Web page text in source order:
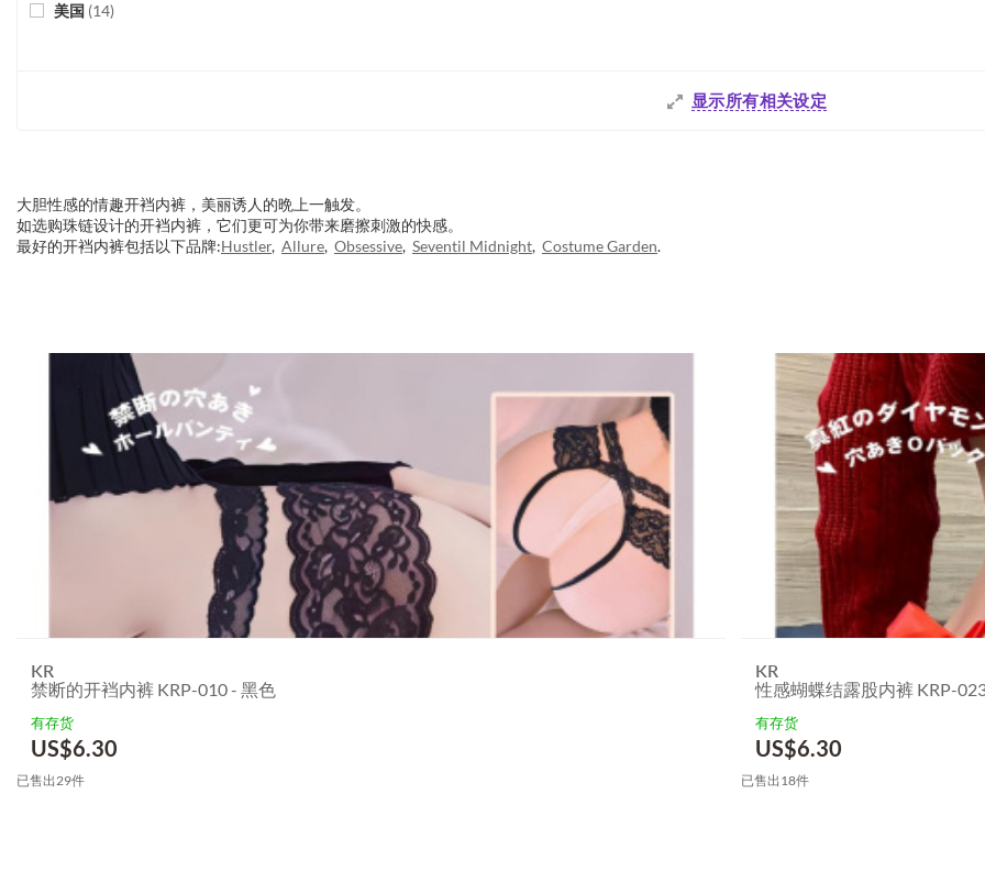
美国 (14)
显示所有相关设定
大胆性感的情趣开裆内裤，美丽诱人的晩上一触发。
如选购珠链设计的开裆内裤，它们更可为你带来磨擦刺激的快感。
最好的开裆内裤包括以下品牌:Hustler, Allure, Obsessive, Seventil Midnight, Costume Garden.
KR
禁断的开裆内裤 KRP-010 - 黑色
有存货
US$6.30
已售出29件
KR
性感蝴蝶结露股内裤 KRP-
有存货
US$6.30
已售出18件